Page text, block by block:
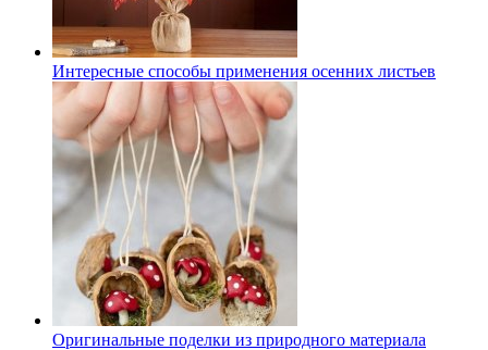
Интересные способы применения осенних листьев
Оригинальные поделки из природного материала